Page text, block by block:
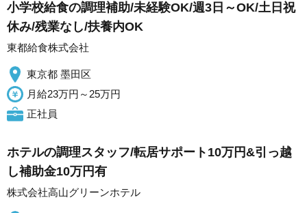
小学校給食の調理補助/未経験OK/週3日～OK/土日祝
休み/残業なし/扶養内OK
東都給食株式会社
東京都 墨田区
月給23万円～25万円
正社員
ホテルの調理スタッフ/転居サポート10万円&引っ越
し補助金10万円有
株式会社高山グリーンホテル